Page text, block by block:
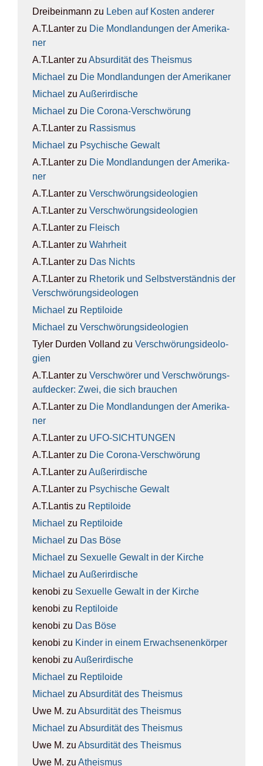
Dreibeinmann zu Leben auf Kos­ten ande­rer
A.T.Lanter zu Die Mond­lan­dun­gen der Ame­ri­ka­
ner
A.T.Lanter zu Absur­di­tät des The­is­mus
Michael zu Die Mond­lan­dun­gen der Ame­ri­ka­ner
Michael zu Außer­ir­di­sche
Michael zu Die Coro­na-Ver­schwö­rung
A.T.Lanter zu Ras­sis­mus
Michael zu Psy­chi­sche Gewalt
A.T.Lanter zu Die Mond­lan­dun­gen der Ame­ri­ka­
ner
A.T.Lanter zu Ver­schwö­rungs­ideo­lo­gien
A.T.Lanter zu Ver­schwö­rungs­ideo­lo­gien
A.T.Lanter zu Fleisch
A.T.Lanter zu Wahr­heit
A.T.Lanter zu Das Nichts
A.T.Lanter zu Rhe­to­rik und Selbst­ver­ständ­nis der
Ver­schwö­rungs­ideo­lo­gen
Michael zu Rep­ti­lo­ide
Michael zu Ver­schwö­rungs­ideo­lo­gien
Tyler Durden Volland zu Ver­schwö­rungs­ideo­lo­
gien
A.T.Lanter zu Ver­schwö­rer und Ver­schwö­rungs­
auf­de­cker: Zwei, die sich brau­chen
A.T.Lanter zu Die Mond­lan­dun­gen der Ame­ri­ka­
ner
A.T.Lanter zu UFO-SICH­TUN­GEN
A.T.Lanter zu Die Coro­na-Ver­schwö­rung
A.T.Lanter zu Außer­ir­di­sche
A.T.Lanter zu Psy­chi­sche Gewalt
A.T.Lantis zu Rep­ti­lo­ide
Michael zu Rep­ti­lo­ide
Michael zu Das Böse
Michael zu Sexu­el­le Gewalt in der Kir­che
Michael zu Außer­ir­di­sche
kenobi zu Sexu­el­le Gewalt in der Kir­che
kenobi zu Rep­ti­lo­ide
kenobi zu Das Böse
kenobi zu Kin­der in einem Erwach­se­nen­kör­per
kenobi zu Außer­ir­di­sche
Michael zu Rep­ti­lo­ide
Michael zu Absur­di­tät des The­is­mus
Uwe M. zu Absur­di­tät des The­is­mus
Michael zu Absur­di­tät des The­is­mus
Uwe M. zu Absur­di­tät des The­is­mus
Uwe M. zu Athe­is­mus